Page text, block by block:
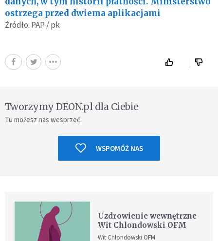
ostrzega przed dwiema aplikacjami
Źródło: PAP / pk
Tworzymy DEON.pl dla Ciebie
Tu możesz nas wesprzeć.
WSPOMÓŻ NAS
Uzdrowienie wewnętrzne
Wit Chlondowski OFM
Wit Chlondowski OFM